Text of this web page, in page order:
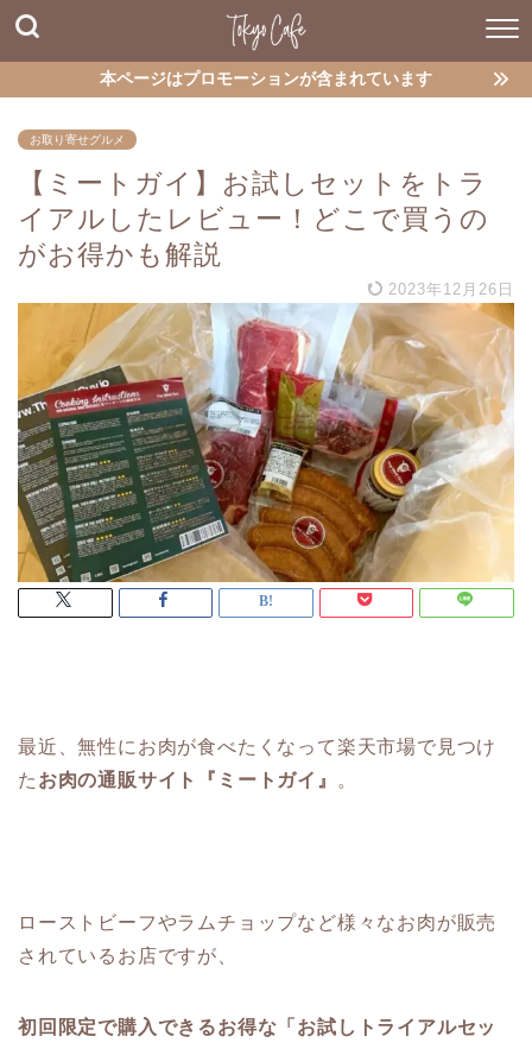
本ページはプロモーションが含まれています
お取り寄せグルメ
【ミートガイ】お試しセットをトラ
イアルしたレビュー！どこで買うの
がお得かも解説
2023年12月26日
最近、無性にお肉が食べたくなって楽天市場で見つけ
た お肉の通販サイト『ミートガイ』 。
ローストビーフやラムチョップなど様々なお肉が販売
されているお店ですが、
初回限定で購入できるお得な「お試しトライアルセッ